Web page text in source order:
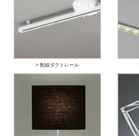
> 配線ダクトレール